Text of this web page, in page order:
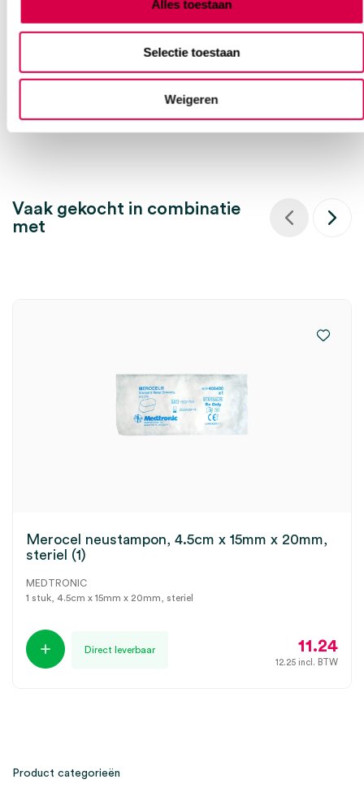
Alles toestaan
Selectie toestaan
Weigeren
10 stuks, 45 x 20 x 15mm, 45mm, steriel
3 tot 5 werkdagen 95.60
Vaak gekocht in combinatie
met
Merocel neustampon, 4.5cm x 15mm x 20mm,
steriel (1)
MEDTRONIC
1 stuk, 4.5cm x 15mm x 20mm, steriel
Direct leverbaar 11.24
12.25 incl. BTW
Product categorieën